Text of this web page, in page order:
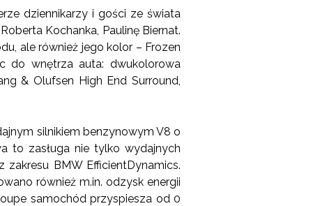
dziennikarzy i gości ze świata
Kochanka, Paulinę Biernat.
ale również jego kolor – Frozen
do wnętrza auta: dwukolorowa
& Olufsen High End Surround,
silnikiem benzynowym V8 o
to zasługa nie tylko wydajnych
BMW EfficientDynamics.
również m.in. odzysk energii
samochód przyspiesza od 0